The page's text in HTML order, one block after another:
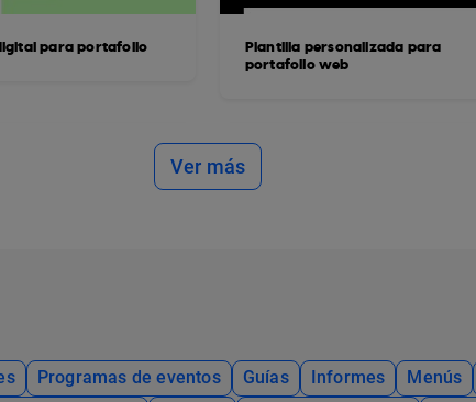
para portafolio
Plantilla personalizada para
portafolio web
Ver más
Programas de eventos Guías Informes Menús